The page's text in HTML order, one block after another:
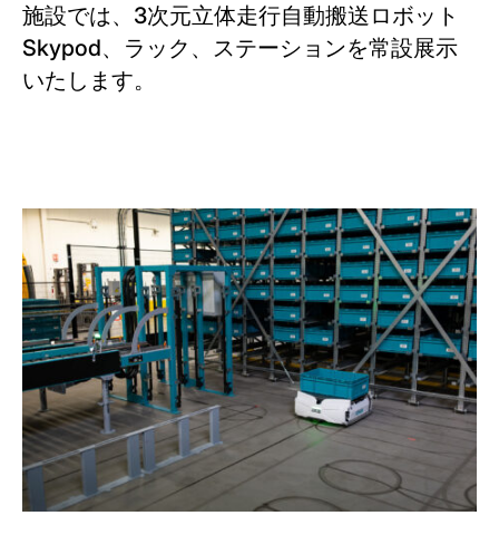
施設では、3次元立体走行自動搬送ロボット
Skypod、ラック、ステーションを常設展示
いたします。